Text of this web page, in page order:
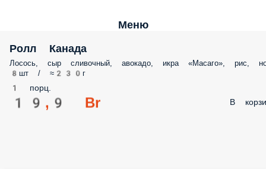
Меню
Ролл Канада
Лосось, сыр сливочный, авокадо, икра «Масаго», рис,
8шт / ≈230г
1 порц.
19,9 Br В